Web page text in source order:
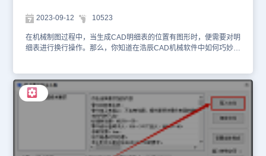
2023-09-12 10523
在机械制图过程中，当生成CAD明细表的位置有图形时，便需要对明
细表进行换行操作。那么，你知道在浩辰CAD机械软件中如何巧妙地
步骤：1、在浩辰CAD机械软件中打开图纸文件后，点击菜单栏中的
【浩辰机械】—【序号/明细表】—【明细表生成】。根据命令提示
生成明细表时，明细表和图形重合在一起。2、如果想要将CAD明细
表进行换行操作的话，可以点击菜单栏中的【浩辰机械】—【序号/
明细表】—【明细表生成】，根据命令提示选择CAD明细表的方向和
最高点。3、在绘图区用鼠标点击合适的位置，选择是否生成新的明
细表表头，选择明细表插入点生成余下的明细表避免图纸和明细表的